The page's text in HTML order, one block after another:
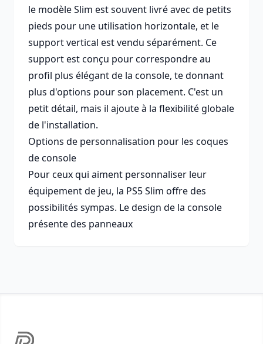
le modèle Slim est souvent livré avec de petits
pieds pour une utilisation horizontale, et le
support vertical est vendu séparément. Ce
support est conçu pour correspondre au
profil plus élégant de la console, te donnant
plus d'options pour son placement. C'est un
petit détail, mais il ajoute à la flexibilité globale
de l'installation.
Options de personnalisation pour les coques
de console
Pour ceux qui aiment personnaliser leur
équipement de jeu, la PS5 Slim offre des
possibilités sympas. Le design de la console
présente des panneaux